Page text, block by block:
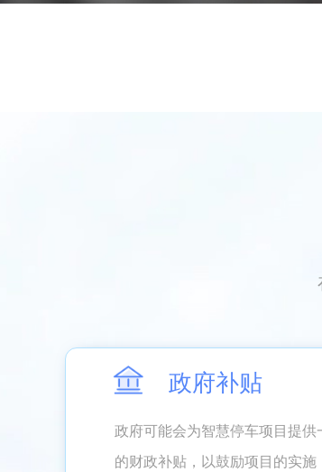
政府补贴
政府可能会为智慧停车项目提供
的财政补贴，以鼓励项目的实施